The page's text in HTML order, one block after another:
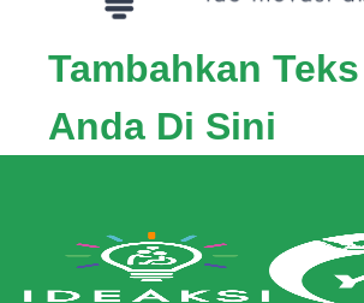
Tambahkan
Anda Di Sini